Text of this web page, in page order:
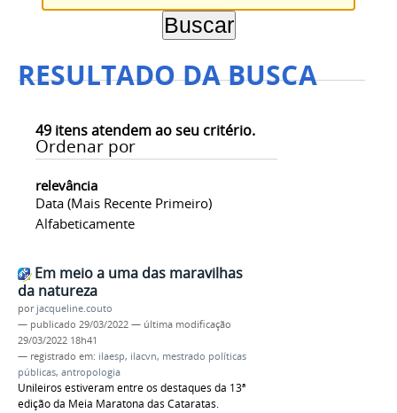
RESULTADO DA BUSCA
49 itens atendem ao seu critério.
Ordenar por
relevância
Data (mais Recente Primeiro)
Alfabeticamente
Em meio a uma das maravilhas
da natureza
por jacqueline.couto
— publicado 29/03/2022 — última modificação
29/03/2022 18h41
— registrado em: ilaesp, ilacvn, mestrado políticas
públicas, antropologia
Unileiros estiveram entre os destaques da 13ª
edição da Meia Maratona das Cataratas.